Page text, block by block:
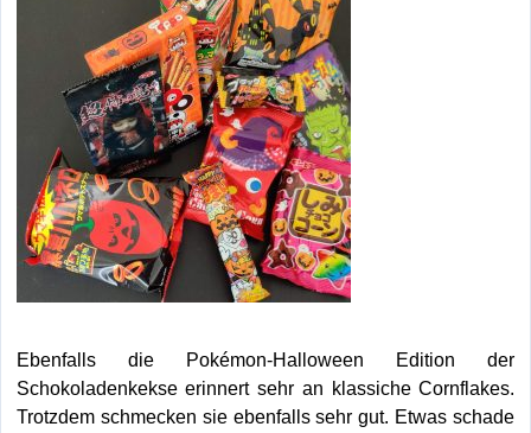
Ebenfalls die Pokémon-Halloween Edition der
Schokoladenkekse erinnert sehr an klassiche Cornflakes.
Trotzdem schmecken sie ebenfalls sehr gut. Etwas schade